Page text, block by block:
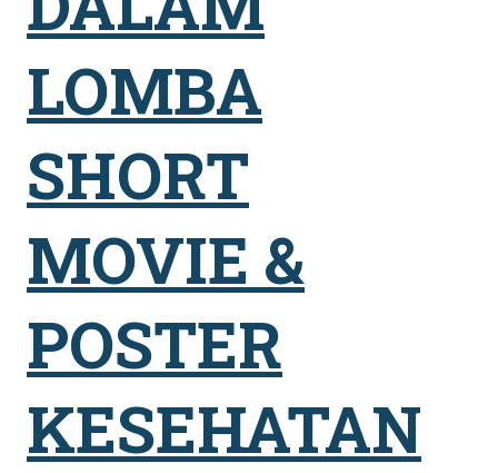
LOMBA
SHORT
MOVIE &
POSTER
KESEHATAN